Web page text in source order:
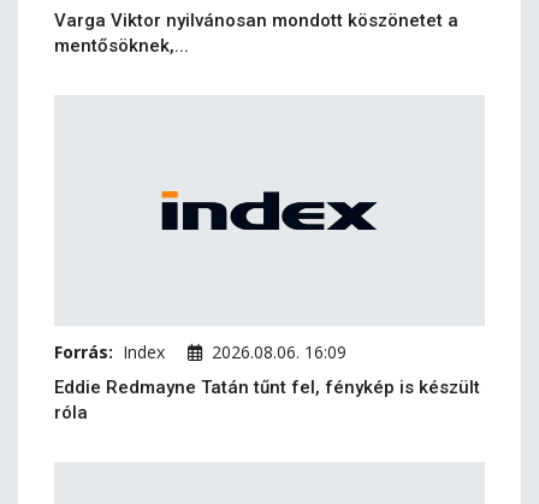
Varga Viktor nyilvánosan mondott köszönetet a
mentősöknek,...
Forrás: Index 2026.08.06. 16:09
Eddie Redmayne Tatán tűnt fel, fénykép is készült
róla